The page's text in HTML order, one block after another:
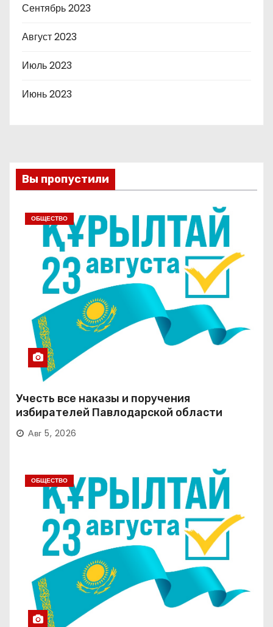
Сентябрь 2023
Август 2023
Июль 2023
Июнь 2023
Вы пропустили
ОБЩЕСТВО
Учесть все наказы и поручения
избирателей Павлодарской области
Авг 5, 2026
ОБЩЕСТВО